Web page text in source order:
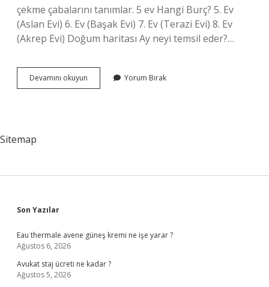
çekme çabalarını tanımlar. 5 ev Hangi Burç? 5. Ev
(Aslan Evi) 6. Ev (Başak Evi) 7. Ev (Terazi Evi) 8. Ev
(Akrep Evi) Doğum haritası Ay neyi temsil eder?…
Devamını okuyun
Ev
Yorum Bırak
Sitemap
Sidebar
Son Yazılar
Eau thermale avene güneş kremi ne işe yarar ?
Ağustos 6, 2026
Avukat staj ücreti ne kadar ?
Ağustos 5, 2026